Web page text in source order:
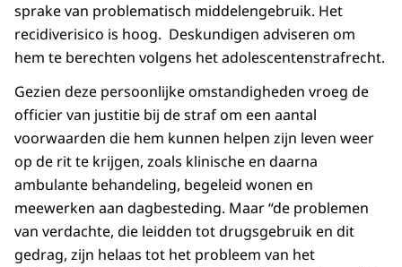
sprake van problematisch middelengebruik. Het
recidiverisico is hoog. Deskundigen adviseren om
hem te berechten volgens het adolescentenstrafrecht.
Gezien deze persoonlijke omstandigheden vroeg de
officier van justitie bij de straf om een aantal
voorwaarden die hem kunnen helpen zijn leven weer
op de rit te krijgen, zoals klinische en daarna
ambulante behandeling, begeleid wonen en
meewerken aan dagbesteding. Maar “de problemen
van verdachte, die leidden tot drugsgebruik en dit
gedrag, zijn helaas tot het probleem van het